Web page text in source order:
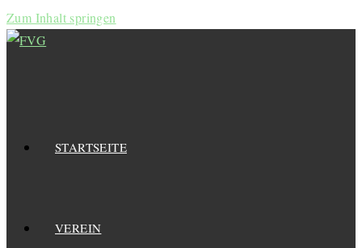
Zum Inhalt springen
STARTSEITE
VEREIN